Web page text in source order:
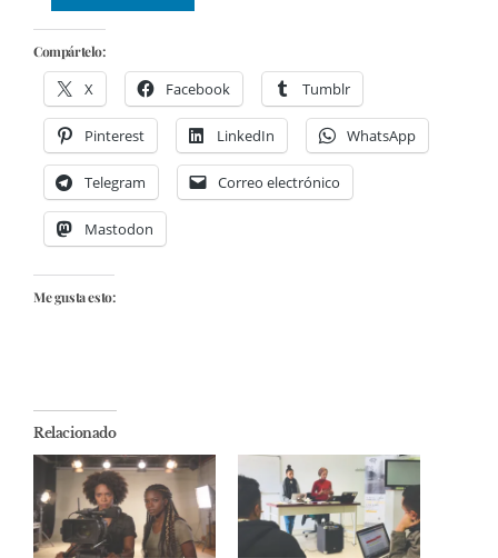
Compártelo:
X Facebook Tumblr
Pinterest LinkedIn WhatsApp
Telegram Correo electrónico
Mastodon
Me gusta esto:
Relacionado